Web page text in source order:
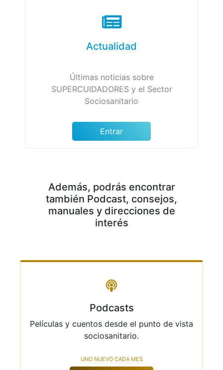
Actualidad
Últimas noticias sobre
SUPERCUIDADORES y el Sector
Sociosanitario
Entrar
Además, podrás encontrar
también Podcast, consejos,
manuales y direcciones de
interés
Podcasts
Películas y cuentos desde el punto de vista
sociosanitario.
Uno nuevo cada mes